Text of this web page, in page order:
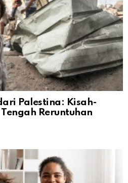
Palestina: Kisah-
Reruntuhan